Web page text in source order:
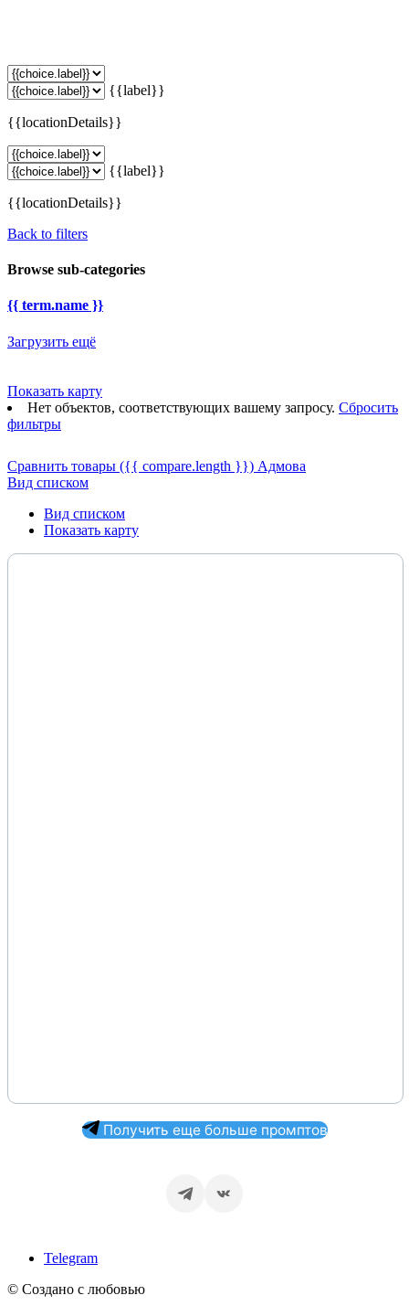
{{label}}
{{locationDetails}}
{{label}}
{{locationDetails}}
Back to filters
Browse sub-categories
{{ term.name }}
Загрузить ещё
Показать карту
Нет объектов, соответствующих вашему запросу. Сбросить
фильтры
Сравнить товары ({{ compare.length }}) Адмова
Вид списком
Вид списком
Показать карту
Получить еще больше промптов
Telegram
© Создано с любовью